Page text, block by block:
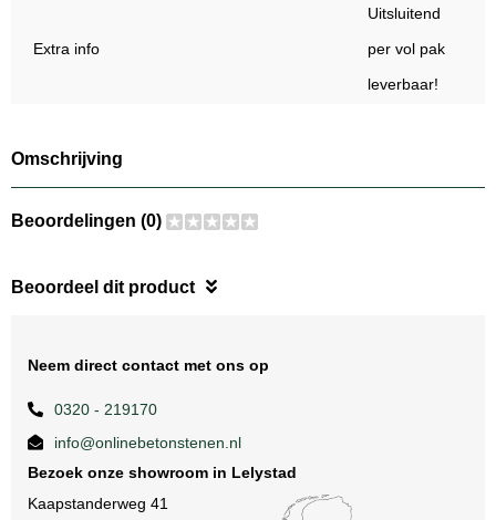
Extra info
Uitsluitend
per vol pak
leverbaar!
Omschrijving
Beoordelingen (0)
Beoordeel dit product
Neem direct contact met ons op
0320 - 219170
info@onlinebetonstenen.nl
Bezoek onze showroom in Lelystad
Kaapstanderweg 41